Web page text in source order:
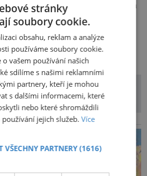
pohybuje se tiše, jako by černá voda
Muž, který ji z břehu pozoruje, ji
Ruža Vlajna má být v tu chvíli
Vesnice Kisiljevo v severovýchodním
nevyřízené účty. […]
ČLÁNKY Z RUBRIKY
reklama
stránky
soubory cookie.
obsahu, reklam a analýze
používáme soubory cookie.
o vašem používání našich
sdílíme s našimi reklamními
partnery, kteří je mohou
s dalšími informacemi, které
nebo které shromáždili
používání jejich služeb.Více
VŠECHNY PARTNERY(1616)